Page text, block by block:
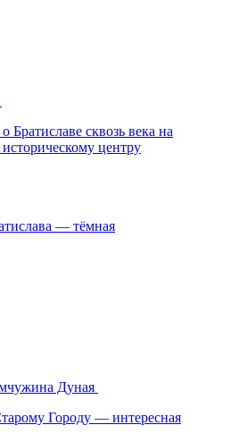
Братиславе сквозь века на
центру
Дуная
Городу — интересная